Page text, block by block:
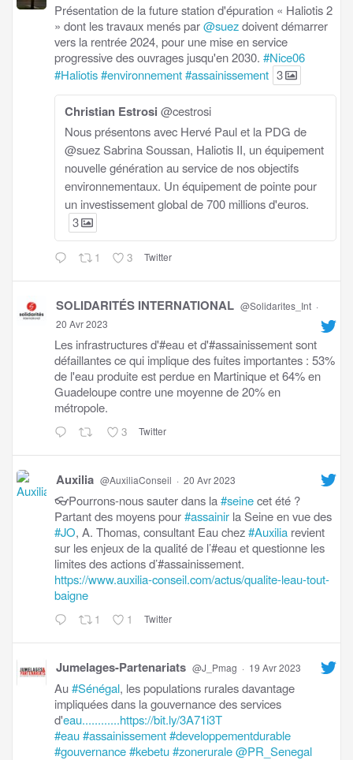
Présentation de la future station d'épuration « Haliotis 2
» dont les travaux menés par@suezdoivent démarrer
vers la rentrée 2024, pour une mise en service
progressive des ouvrages jusqu'en 2030. #Nice06
#Haliotis#environnement#assainissement 3
Christian Estrosi @cestrosi
Nous présentons avec Hervé Paul et la PDG de
@suez Sabrina Soussan, Haliotis II, un équipement
nouvelle génération au service de nos objectifs
environnementaux. Un équipement de pointe pour
un investissement global de 700 millions d'euros.
3
1 3 Twitter
SOLIDARITÉS INTERNATIONAL @Solidarites_Int ·
20 Avr 2023
Les infrastructures d'#eau et d'#assainissement sont
défaillantes ce qui implique des fuites importantes : 53%
de l'eau produite est perdue en Martinique et 64% en
Guadeloupe contre une moyenne de 20% en
métropole.
3 Twitter
Auxilia @AuxiliaConseil · 20 Avr 2023
👓Pourrons-nous sauter dans la#seinecet été ?
Partant des moyens pour#assainir la Seine en vue des
#JO, A. Thomas, consultant Eau chez#Auxilia revient
sur les enjeux de la qualité de l’#eau et questionne les
limites des actions d’#assainissement.
https://www.auxilia-conseil.com/actus/qualite-leau-tout-
baigne
1 1 Twitter
Jumelages-Partenariats @J_Pmag · 19 Avr 2023
Au#Sénégal, les populations rurales davantage
impliquées dans la gouvernance des services
d'eau............https://bit.ly/3A71i3T
#eau#assainissement#developpementdurable
#gouvernance#kebetu#zonerurale@PR_Senegal